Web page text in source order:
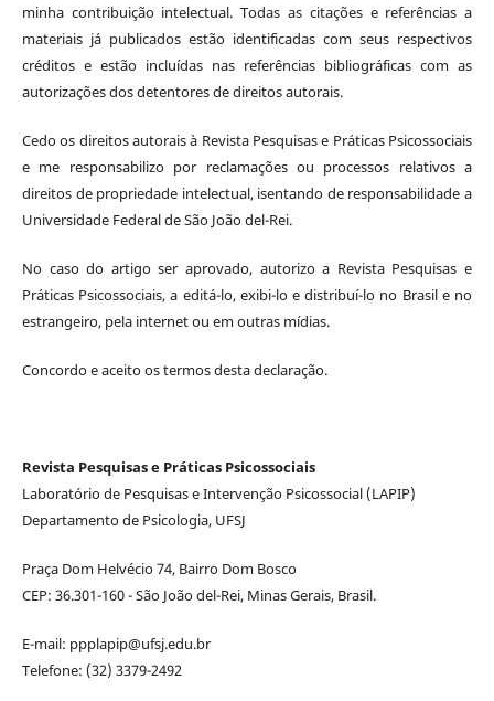
minha contribuição intelectual. Todas as citações e referências a
materiais já publicados estão identificadas com seus respectivos
créditos e estão incluídas nas referências bibliográficas com as
autorizações dos detentores de direitos autorais.
Cedo os direitos autorais à Revista Pesquisas e Práticas Psicossociais
e me responsabilizo por reclamações ou processos relativos a
direitos de propriedade intelectual, isentando de responsabilidade a
Universidade Federal de São João del-Rei.
No caso do artigo ser aprovado, autorizo a Revista Pesquisas e
Práticas Psicossociais, a editá-lo, exibi-lo e distribuí-lo no Brasil e no
estrangeiro, pela internet ou em outras mídias.
Concordo e aceito os termos desta declaração.
Revista Pesquisas e Práticas Psicossociais
Laboratório de Pesquisas e Intervenção Psicossocial (LAPIP)
Departamento de Psicologia, UFSJ
Praça Dom Helvécio 74, Bairro Dom Bosco
CEP: 36.301-160 - São João del-Rei, Minas Gerais, Brasil.
E-mail: ppplapip@ufsj.edu.br
Telefone: (32) 3379-2492